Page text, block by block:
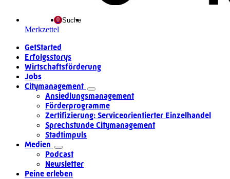
Merkzettel
Suche
GetStarted
Erfolgsstorys
Wirtschaftsförderung
Jobs
Citymanagement
Ansiedlungsmanagement
Förderprogramme
Zertifizierung: Serviceorientierter Einzelhandel
Sprechstunde Citymanagement
Stadtimpuls
Medien
Podcast
Newsletter
Peine erleben